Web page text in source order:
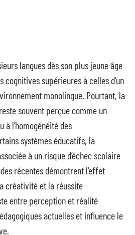
langues dès son plus jeune âge
cognitives supérieures à celles d’un
monolingue. Pourtant, la
souvent perçue comme un
à l’homogénéité des
systèmes éducatifs, la
à un risque d’échec scolaire
récentes démontrent l’effet
créativité et la réussite
entre perception et réalité
actuelles et influence le